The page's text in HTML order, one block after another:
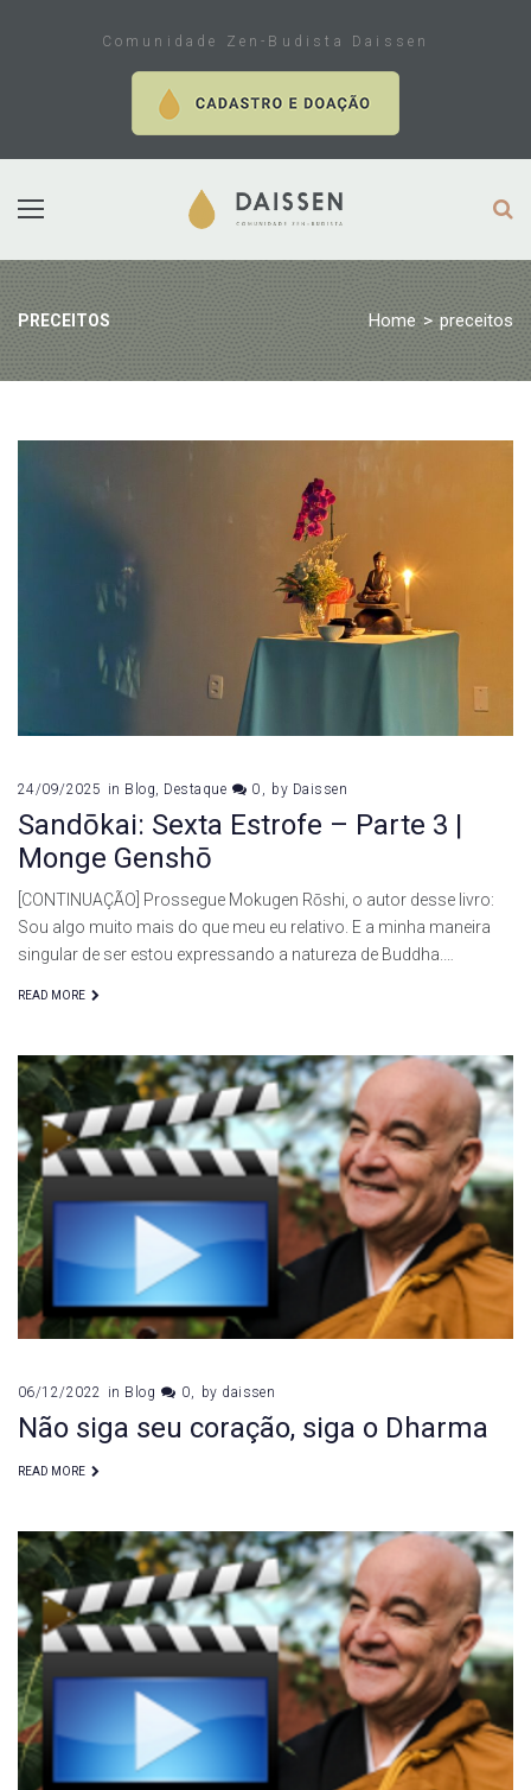
Comunidade Zen-Budista Daissen
PRECEITOS Home > preceitos
preceitos
24/09/2025 in Blog, Destaque 0 by Daissen
Sandōkai: Sexta Estrofe – Parte 3 |
Monge Genshō
[CONTINUAÇÃO] Prossegue Mokugen Rōshi, o autor desse livro:
Sou algo muito mais do que meu eu relativo. E a minha maneira
singular de ser estou expressando a natureza de Buddha.…
READ MORE
06/12/2022 in Blog 0 by daissen
Não siga seu coração, siga o Dharma
READ MORE